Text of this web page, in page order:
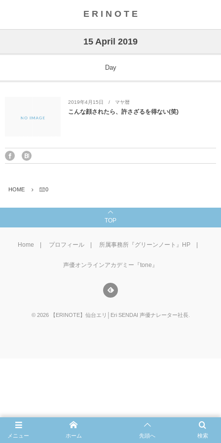
E R I N O T E
15 April 2019
Day
2019年4月15日 マヤ暦
こんな顔されたら、許さざるを得ない(笑)
HOME 0
TOP
Home プロフィール 所属事務所『グリーンノート』HP
声優オンラインアカデミー『tone』
© 2026 【ERINOTE】仙台エリ│Eri SENDAI 声優ナレーター社長.
メニュー 検索
ホーム 先頭へ